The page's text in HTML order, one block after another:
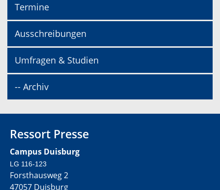
Termine
Ausschreibungen
Umfragen & Studien
-- Archiv
Ressort Presse
Campus Duisburg
LG 116-123
Forsthausweg 2
47057 Duisburg